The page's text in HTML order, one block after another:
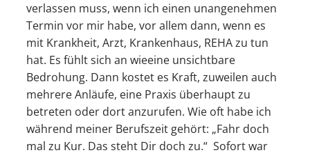
verlassen muss, wenn ich einen unangenehmen
Termin vor mir habe, vor allem dann, wenn es
mit Krankheit, Arzt, Krankenhaus, REHA zu tun
hat. Es fühlt sich an wieeine unsichtbare
Bedrohung. Dann kostet es Kraft, zuweilen auch
mehrere Anläufe, eine Praxis überhaupt zu
betreten oder dort anzurufen. Wie oft habe ich
während meiner Berufszeit gehört: „Fahr doch
mal zu Kur. Das steht Dir doch zu.“ Sofort war